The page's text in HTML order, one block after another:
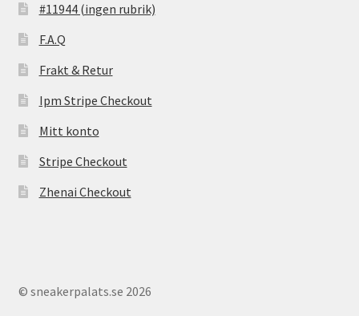
#11944 (ingen rubrik)
F.A.Q
Frakt & Retur
Ipm Stripe Checkout
Mitt konto
Stripe Checkout
Zhenai Checkout
© sneakerpalats.se 2026